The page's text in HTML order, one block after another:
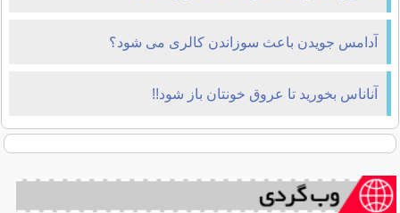
آدامس جویدن باعث سوزاندن کالری می شود؟
آناناس بخوريد تا عروق خونتان باز شود!!